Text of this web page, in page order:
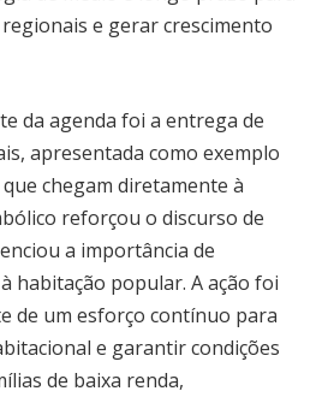
e gerar crescimento
da agenda foi a entrega de
apresentada como exemplo
chegam diretamente à
reforçou o discurso de
a importância de
habitação popular. A ação foi
de um esforço contínuo para
e garantir condições
de baixa renda,